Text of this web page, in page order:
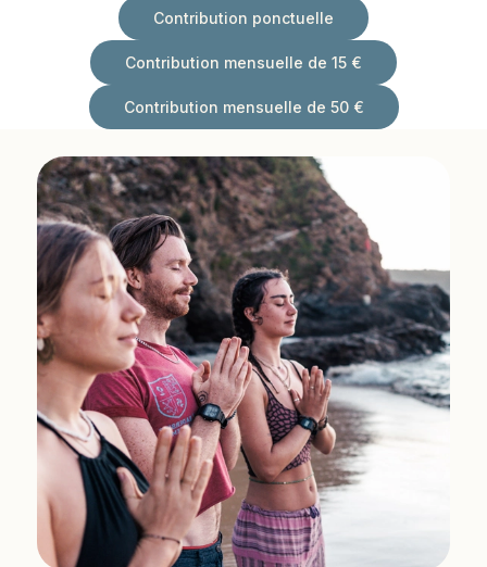
Contribution ponctuelle
Contribution mensuelle de 15 €
Contribution mensuelle de 50 €